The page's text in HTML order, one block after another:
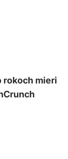
rokoch mieri